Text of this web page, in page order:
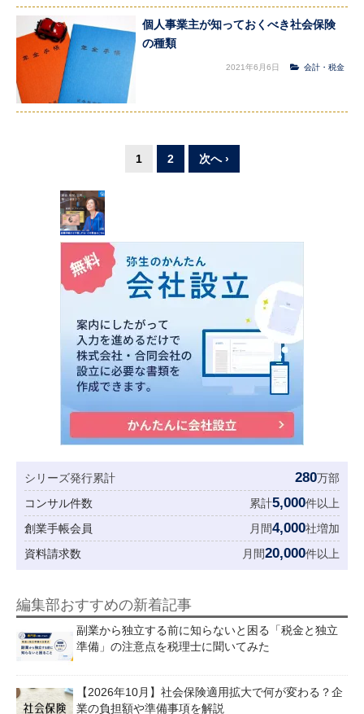
個人事業主が知っておくべき社会保険
の種類
2021年6月6日 会計・税金
1 2 次へ ›
シリーズ発行累計 280万部
コンサル件数
累計5,000件以上
創業手帳会員
月間4,000社増加
資料請求数
月間20,000件以上
編集部おすすめの新着記事
副業から独立する前に知らないと困る「税金と独立
準備」の注意点を税理士に聞いてみた
【2026年10月】社会保険適用拡大で何が変わる？企
業の負担額や準備事項を解説